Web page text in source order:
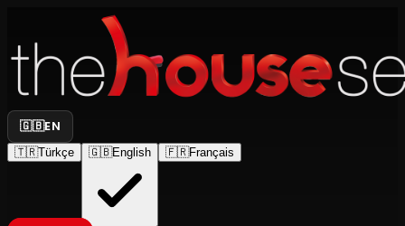
🇬🇧EN
🇹🇷Türkçe 🇬🇧English 🇫🇷Français